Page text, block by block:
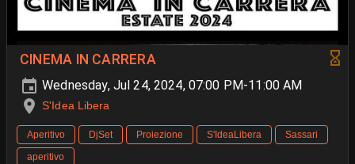
CINEMA IN CARRERA
Wednesday, Jul 24, 2024, 07:00 PM-11:00 AM
S'Idea Libera
Aperitivo DjSet Proiezione S'IdeaLibera
Sassari
aperitivo